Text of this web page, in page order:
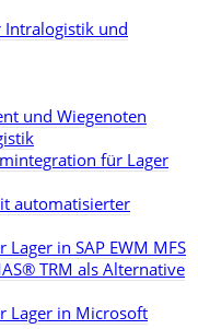
Intralogistik und
und Wiegenoten
für Lager
automatisierter
in SAP EWM MFS
TRM als Alternative
Lager in Microsoft